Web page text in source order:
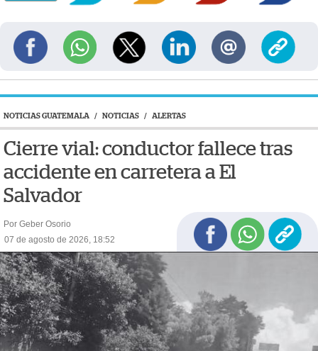
NOTICIAS GUATEMALA / NOTICIAS / ALERTAS
Cierre vial: conductor fallece tras
accidente en carretera a El
Salvador
Por Geber Osorio
07 de agosto de 2026, 18:52